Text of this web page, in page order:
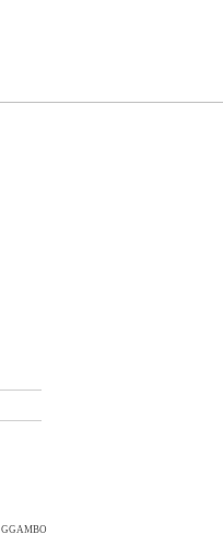
GGAMBO